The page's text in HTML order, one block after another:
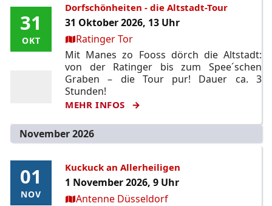
31
OKT
31
OKT
Dorfschönheiten - die Altstadt-Tour
31 Oktober 2026, 13 Uhr
Ort:Ratinger Tor
Mit Manes zo Fooss dörch die Altstadt:
von der Ratinger bis zum Spee´schen
Graben – die Tour pur! Dauer ca. 3
Stunden!
MEHR INFOS
November 2026
01
NOV
01
NOV
Kuckuck an Allerheiligen
1 November 2026, 9 Uhr
Ort:Antenne Düsseldorf